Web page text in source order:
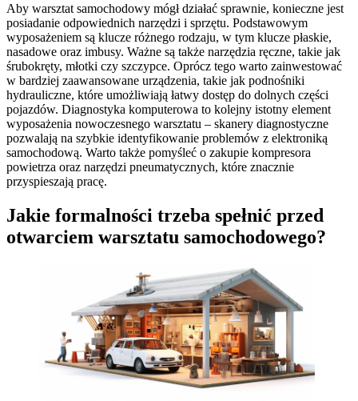
Aby warsztat samochodowy mógł działać sprawnie, konieczne jest
posiadanie odpowiednich narzędzi i sprzętu. Podstawowym
wyposażeniem są klucze różnego rodzaju, w tym klucze płaskie,
nasadowe oraz imbusy. Ważne są także narzędzia ręczne, takie jak
śrubokręty, młotki czy szczypce. Oprócz tego warto zainwestować
w bardziej zaawansowane urządzenia, takie jak podnośniki
hydrauliczne, które umożliwiają łatwy dostęp do dolnych części
pojazdów. Diagnostyka komputerowa to kolejny istotny element
wyposażenia nowoczesnego warsztatu – skanery diagnostyczne
pozwalają na szybkie identyfikowanie problemów z elektroniką
samochodową. Warto także pomyśleć o zakupie kompresora
powietrza oraz narzędzi pneumatycznych, które znacznie
przyspieszają pracę.
Jakie formalności trzeba spełnić przed
otwarciem warsztatu samochodowego?